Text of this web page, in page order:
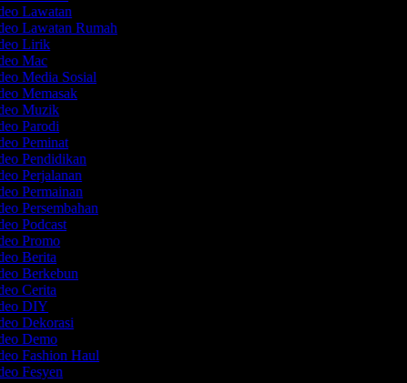
Lawatan
Lawatan Rumah
Lirik
Mac
Media Sosial
Memasak
Muzik
Parodi
Peminat
Pendidikan
Perjalanan
Permainan
Persembahan
Podcast
Promo
Berita
Berkebun
Cerita
DIY
Dekorasi
Demo
Fashion Haul
Fesyen